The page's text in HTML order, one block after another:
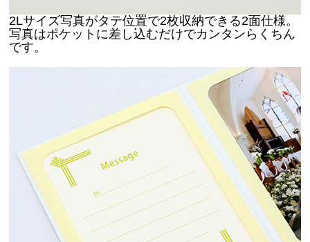
2Lサイズ写真がタテ位置で2枚収納できる2面仕様。
写真はポケットに差し込むだけでカンタンらくちん
です。